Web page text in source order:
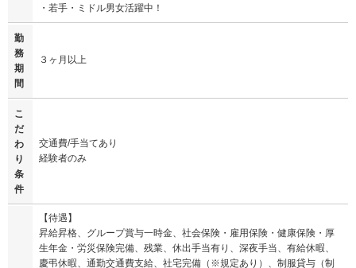
・若手・ミドル男女活躍中！
勤
務
期
間
３ヶ月以上
こ
だ
わ
り
条
件
交通費/手当てあり
経験者のみ
【待遇】
昇給昇格、グループ賞与一時金、社会保険・雇用保険・健康保険・厚
生年金・労災保険完備、残業、休出手当有り、深夜手当、有給休暇、
慶弔休暇、通勤交通費支給、社宅完備（※規定あり）、制服貸与（制